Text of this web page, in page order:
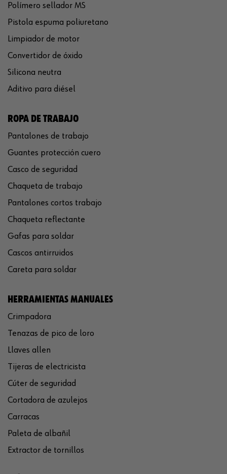
Polímero sellador MS
Pistola espuma poliuretano
Limpiador de motor
Convertidor de óxido
Silicona neutra
Aditivo para diésel
ROPA DE TRABAJO
Pantalones de trabajo
Guantes protección cuero
Casco de seguridad
Chaqueta de trabajo
Pantalones cortos trabajo
Chaqueta reflectante
Gafas para soldar
Cascos antirruidos
Careta para soldar
HERRAMIENTAS MANUALES
Crimpadora
Tenazas de pico de loro
Llaves allen
Tijeras de electricista
Cúter de seguridad
Cortadora de azulejos
Carracas
Paleta de albañil
Extractor de tornillos